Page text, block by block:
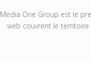
Media One Group est le
web couvrent le